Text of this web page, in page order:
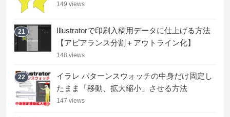
149 views
21
Illustratorで印刷入稿用データに仕上げる方法
【アピアランス分割＋アウトライン化】
148 views
22
イラレ パターンスウォッチの中身だけ固定し
たまま「移動、拡大縮小」させる方法
147 views